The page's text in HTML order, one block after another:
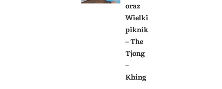
oraz
Wielki
piknik
– The
Tjong
–
Khing